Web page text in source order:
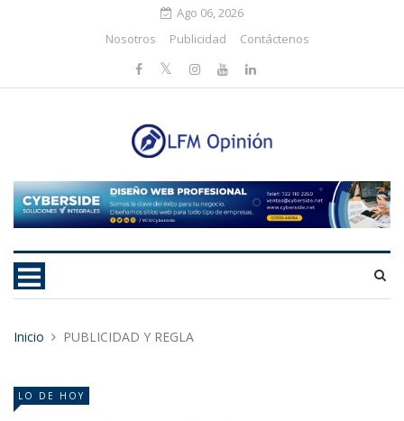
Ago 06, 2026
Nosotros
Publicidad Contáctenos
Inicio PUBLICIDAD Y REGLA
LO DE HOY